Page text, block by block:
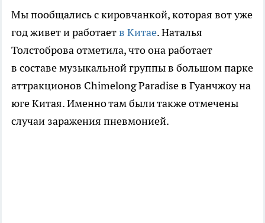
Мы пообщались с кировчанкой, которая вот уже
год живет и работаетв Китае. Наталья
Толстоброва отметила, что она работает
в составе музыкальной группы в большом парке
аттракционов Chimelong Paradise в Гуанчжоу на
юге Китая. Именно там были также отмечены
случаи заражения пневмонией.